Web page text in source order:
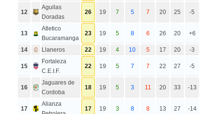
12
Aguilas
Doradas
26 19 7 5 7 20 25 -5
13
Atletico
Bucaramanga
23 19 5 8 6 26 20 +6
14 Llaneros 22 19 4 10 5 17 20 -3
15
Fortaleza
C.E.I.F.
22 19 5 7 7 22 27 -5
16
Jaguares de
Cordoba
18 19 5 3 11 20 33 -13
17
Alianza
17 19 3 8 8 13 27 -14